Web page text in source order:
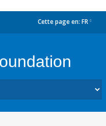
Cette page en: FR